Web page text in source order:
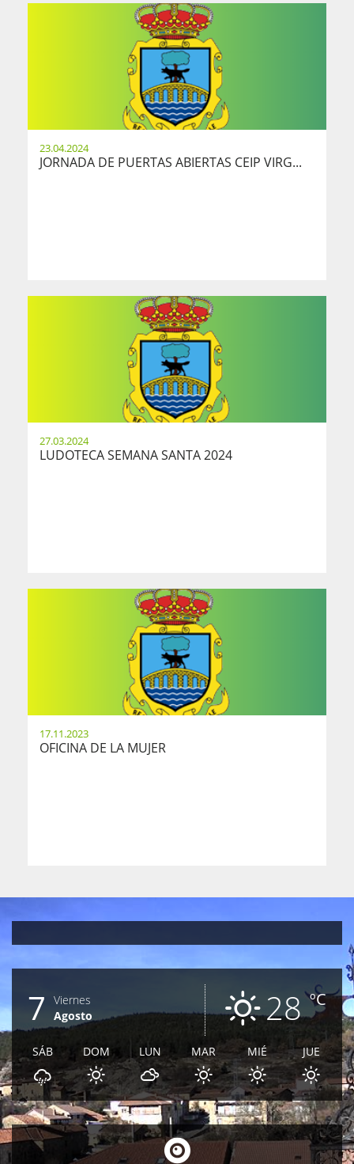
23.04.2024
JORNADA DE PUERTAS ABIERTAS CEIP VIRG...
27.03.2024
LUDOTECA SEMANA SANTA 2024
17.11.2023
OFICINA DE LA MUJER
ºC
28
7
Viernes
Agosto
SÁB DOM LUN MAR MIÉ JUE